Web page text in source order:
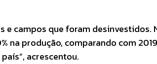
e campos que foram desinvestidos.
na produção, comparando com
acrescentou.